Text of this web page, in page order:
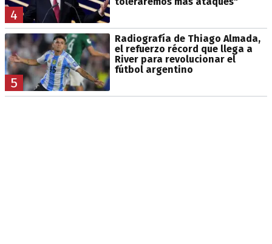
4
5
Radiografía de Thiago Almada,
el refuerzo récord que llega a
River para revolucionar el
fútbol argentino